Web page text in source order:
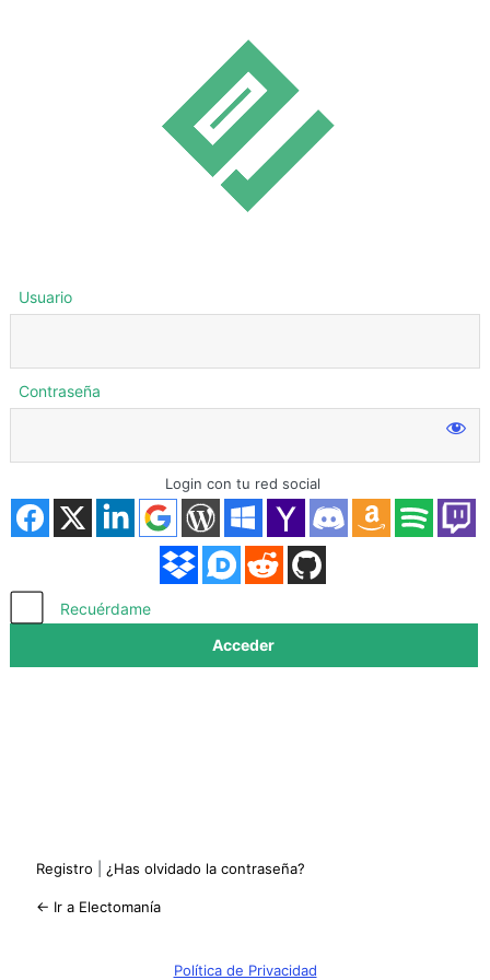
Acceder
Usuario
Contraseña
Login con tu red social
Recuérdame
Registro ¿Has olvidado la contraseña?
← Ir a Electomanía
Política de Privacidad